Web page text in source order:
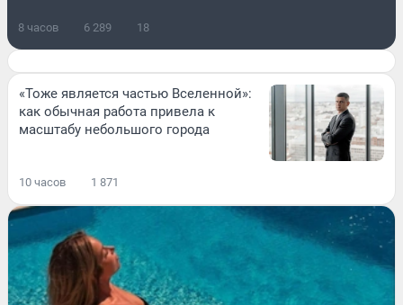
8 часов 6 289 18
«Тоже является частью Вселенной»:
как обычная работа привела к
масштабу небольшого города
10 часов 1 871